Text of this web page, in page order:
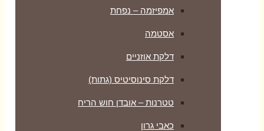
אמפיזמה – נפחת
אסטמה
דלקת אוזניים
דלקת סינוסיטיס (גתות)
טטרנות – אובדן חוש הריח
כאבי גרון